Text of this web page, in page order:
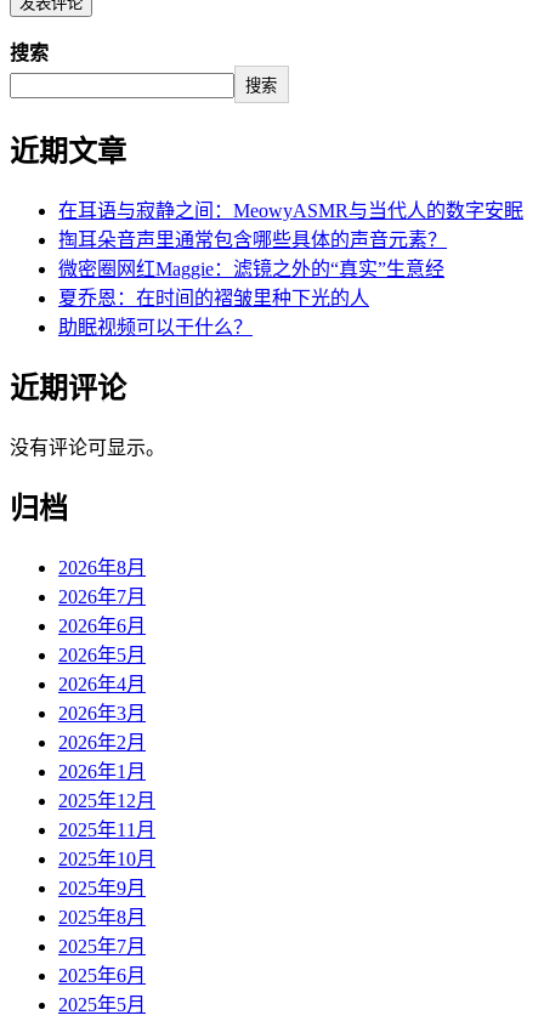
搜索
搜索
近期文章
在耳语与寂静之间：MeowyASMR与当代人的数字安眠
掏耳朵音声里通常包含哪些具体的声音元素？
微密圈网红Maggie：滤镜之外的“真实”生意经
夏乔恩：在时间的褶皱里种下光的人
助眠视频可以干什么？
近期评论
没有评论可显示。
归档
2026年8月
2026年7月
2026年6月
2026年5月
2026年4月
2026年3月
2026年2月
2026年1月
2025年12月
2025年11月
2025年10月
2025年9月
2025年8月
2025年7月
2025年6月
2025年5月